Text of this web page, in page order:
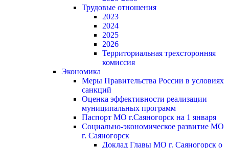
Трудовые отношения
2023
2024
2025
2026
Территориальная трехсторонняя
комиссия
Экономика
Меры Правительства России в условиях
санкций
Оценка эффективности реализации
муниципальных программ
Паспорт МО г.Саяногорск на 1 января
Социально-экономическое развитие МО
г. Саяногорск
Доклад Главы МО г. Саяногорск о